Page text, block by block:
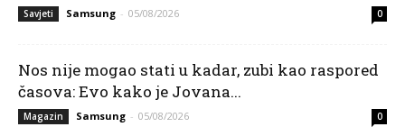
Savjeti Samsung - 05/08/2026 0
Nos nije mogao stati u kadar, zubi kao raspored
časova: Evo kako je Jovana...
Magazin Samsung - 05/08/2026 0